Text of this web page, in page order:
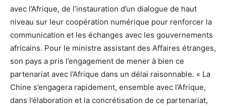
avec l’Afrique, de l’instauration d’un dialogue de haut
niveau sur leur coopération numérique pour renforcer la
communication et les échanges avec les gouvernements
africains. Pour le ministre assistant des Affaires étranges,
son pays a pris l’engagement de mener à bien ce
partenariat avec l’Afrique dans un délai raisonnable. « La
Chine s’engagera rapidement, ensemble avec l’Afrique,
dans l’élaboration et la concrétisation de ce partenariat,